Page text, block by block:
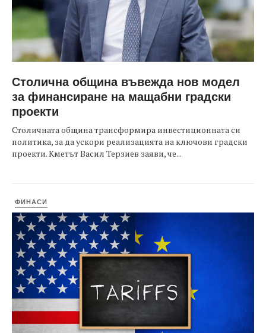
Столична община въвежда нов модел
за финансиране на мащабни градски
проекти
Столичната община трансформира инвестиционната си
политика, за да ускори реализацията на ключови градски
проекти. Кметът Васил Терзиев заяви, че...
ФИНАСИ